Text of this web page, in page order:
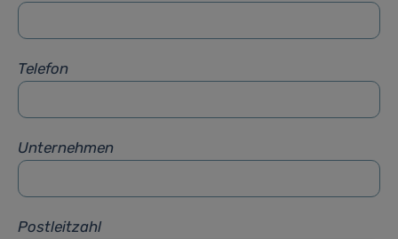
Telefon
Unternehmen
Postleitzahl